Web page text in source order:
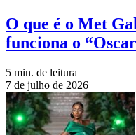
O que é o Met
funciona o
5 min. de leitura
7 de julho de 2026